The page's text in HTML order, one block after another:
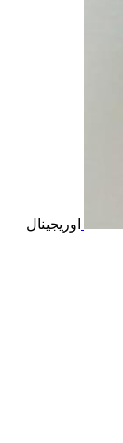
اوریجینال